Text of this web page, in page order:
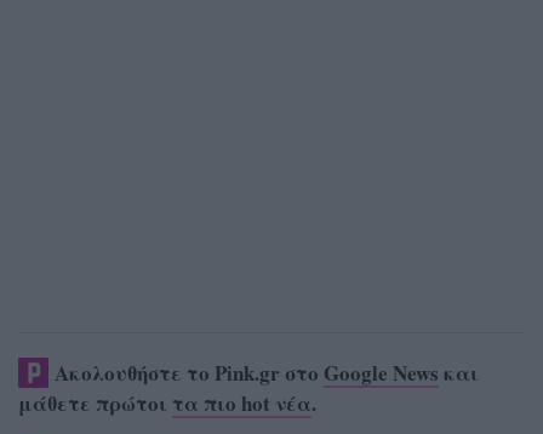
Ακολουθήστε το Pink.gr στο Google News και
μάθετε πρώτοι τα πιο hot νέα.